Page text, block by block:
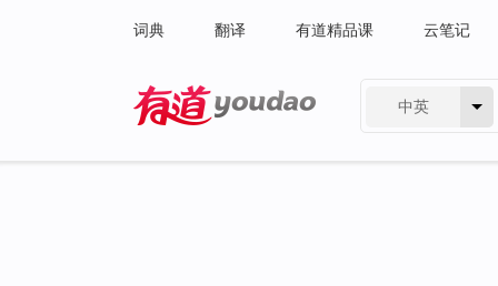
词典 翻译 有道精品课 云笔记
中英